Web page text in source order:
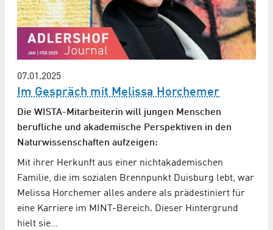
07.01.2025
Im Gespräch mit Melissa Horchemer
Die WISTA-Mitarbeiterin will jungen Menschen
berufliche und akademische Perspektiven in den
Naturwissenschaften aufzeigen:
Mit ihrer Herkunft aus einer nichtakademischen
Familie, die im sozialen Brennpunkt Duisburg lebt, war
Melissa Horchemer alles andere als prädestiniert für
eine Karriere im MINT-Bereich. Dieser Hintergrund
hielt sie…